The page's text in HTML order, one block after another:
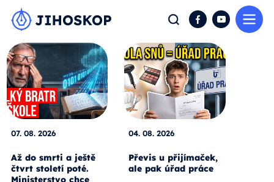
Hledat FacebookYouTube
07. 08. 2026
Až do smrti a ještě
čtvrt století poté.
Ministerstvo chce
04. 08. 2026
Převis u přijímaček,
ale pak úřad práce